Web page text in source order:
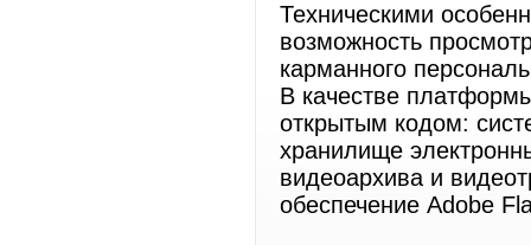
Техническими
возможность
карманного
В качестве
открытым кодом:
хранилище
видеоархива и
обеспечение Adobe